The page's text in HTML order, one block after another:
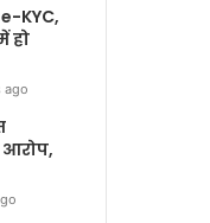
KYC,
हो
ago
आरोप,